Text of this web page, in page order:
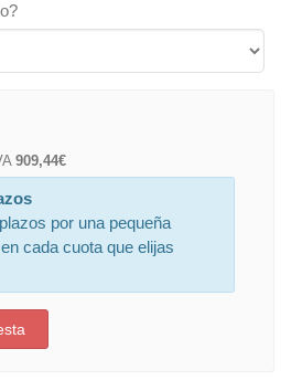
909,44€
por una pequeña
cada cuota que elijas